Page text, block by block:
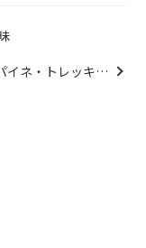
イネ・トレッキン